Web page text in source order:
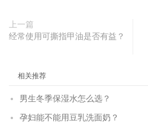
上一篇
经常使用可撕指甲油是否有益？
相关推荐
男生冬季保湿水怎么选？
孕妇能不能用豆乳洗面奶？